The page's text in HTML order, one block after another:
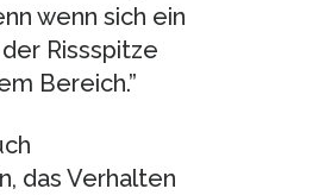
wenn sich ein
Rissspitze
Bereich.”
das Verhalten